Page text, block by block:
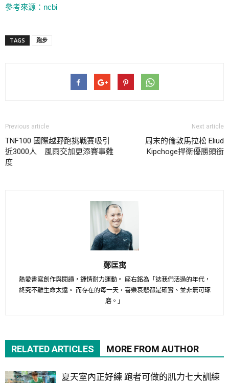
參考來源：ncbi
TAGS 跑步
Previous article
TNF100 國際越野跑挑戰賽吸引
近3000人 風雨交加更添賽事難
度
Next article
周末的倫敦馬拉松 Eliud
Kipchoge捍衛優勝頭銜
鄭匡寓
熱愛書寫創作與閱讀，鍾情耐力運動。 座右銘為「誌我們活過的年代，
終究不離生命太遠。 而存在的每一天，喜樂哀悲都是確實、並非無可琢
磨。」
RELATED ARTICLES MORE FROM AUTHOR
夏天室內正好練 跑者可做的肌力七大訓練